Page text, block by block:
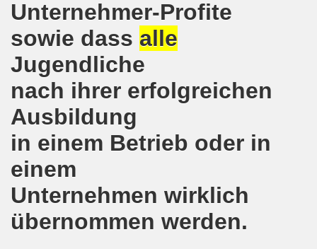
Unternehmer-Profite
sowie dass alle
Jugendliche
nach ihrer erfolgreichen
Ausbildung
in einem Betrieb oder in
einem
Unternehmen wirklich
übernommen werden.
Bewegung am 02.11.2020 - auf der Straße gegen das
am 10.10.2020 in Düsseldorf
Montagsdemo-Bewegung am 02. November 2020
auf die Bevölkerung! Beschäftigte und Arbeitslose
ruft auf: Kommt mit am 10.10.2020 gemeinsam
Brennpunkte am 14.09.2020: Wahlauswertung - Lage